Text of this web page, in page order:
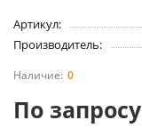
Артикул:
Производитель:
0
По запросу